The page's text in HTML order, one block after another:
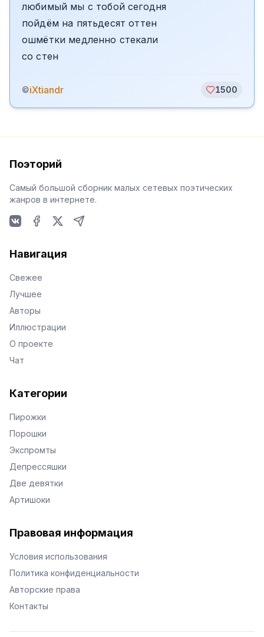
любимый мы с тобой сегодня
пойдём на пятьдесят оттен
ошмётки медленно стекали
со стен
©iXtiandr 1500
Поэторий
Самый большой сборник малых сетевых поэтических
жанров в интернете.
Навигация
Свежее
Лучшее
Авторы
Иллюстрации
О проекте
Чат
Категории
Пирожки
Порошки
Экспромты
Депрессяшки
Две девятки
Артишоки
Правовая информация
Условия использования
Политика конфиденциальности
Авторские права
Контакты